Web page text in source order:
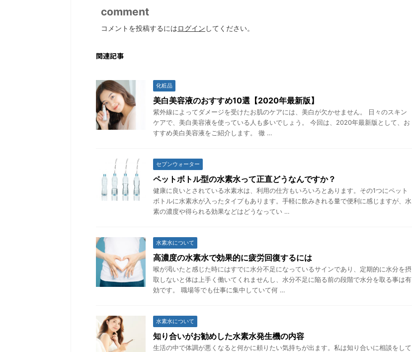
comment
コメントを投稿するにはログイン してください。
関連記事
化粧品
美白美容液のおすすめ10選【2020年最新版】
紫外線によってダメージを受けたお肌のケアには、美白が欠かせません。 日々のスキン
ケアで、美白美容液を使っている人も多いでしょう。 今回は、2020年最新版として、お
すすめ美白美容液をご紹介します。 徹 …
セブンウォーター
ペットボトル型の水素水って正直どうなんですか？
健康に良いとされている水素水は、利用の仕方もいろいろとあります。その1つにペット
ボトルに水素水が入ったタイプもあります。手軽に飲みきれる量で便利に感じますが、水
素の濃度や得られる効果などはどうなってい …
水素水について
高濃度の水素水で効果的に疲労回復するには
喉が渇いたと感じた時にはすでに水分不足になっているサインであり、定期的に水分を摂
取しないと体は上手く働いてくれませんし、水分不足に陥る前の段階で水分を取る事は有
効です。 職場等でも仕事に集中していて何 …
水素水について
知り合いがお勧めした水素水発生機の内容
生活の中で体調が悪くなると何かに頼りたい気持ちが出ます。私は知り合いに相談をして